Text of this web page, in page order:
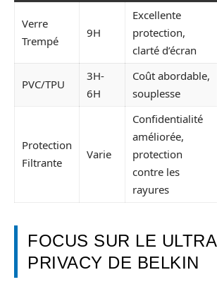
Verre
Trempé
9H
Excellente
protection,
clarté d’écran
PVC/TPU
3H-
6H
Coût abordable,
souplesse
Protection
Filtrante
Varie
Confidentialité
améliorée,
protection
contre les
rayures
FOCUS SUR LE
PRIVACY DE BELKIN